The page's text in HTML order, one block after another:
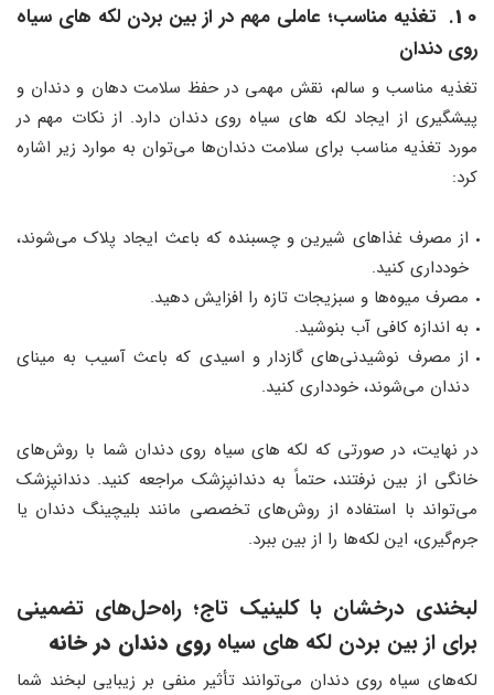
10. تغذیه مناسب؛ عاملی مهم در از بین بردن لکه های سیاه
روی دندان
تغذیه مناسب و سالم، نقش مهمی در حفظ سلامت دهان و دندان و
پیشگیری از ایجاد لکه های سیاه روی دندان دارد. از نکات مهم در
مورد تغذیه مناسب برای سلامت دندان‌ها می‌توان به موارد زیر اشاره
کرد:
از مصرف غذاهای شیرین و چسبنده که باعث ایجاد پلاک می‌شوند،
خودداری کنید.
مصرف میوه‌ها و سبزیجات تازه را افزایش دهید.
به اندازه کافی آب بنوشید.
از مصرف نوشیدنی‌های گازدار و اسیدی که باعث آسیب به مینای
دندان می‌شوند، خودداری کنید.
در نهایت، در صورتی که لکه های سیاه روی دندان شما با روش‌های
خانگی از بین نرفتند، حتماً به دندانپزشک مراجعه کنید. دندانپزشک
می‌تواند با استفاده از روش‌های تخصصی مانند بلیچینگ دندان یا
جرم‌گیری، این لکه‌ها را از بین ببرد.
لبخندی درخشان با کلینیک تاج؛ راه‌حل‌های تضمینی
برای از بین بردن لکه های سیاه روی دندان در خانه
لکه‌های سیاه روی دندان می‌توانند تأثیر منفی بر زیبایی لبخند شما